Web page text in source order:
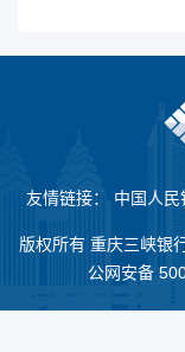
友情链接： 中国人民
版权所有 重庆三峡银
公网安备